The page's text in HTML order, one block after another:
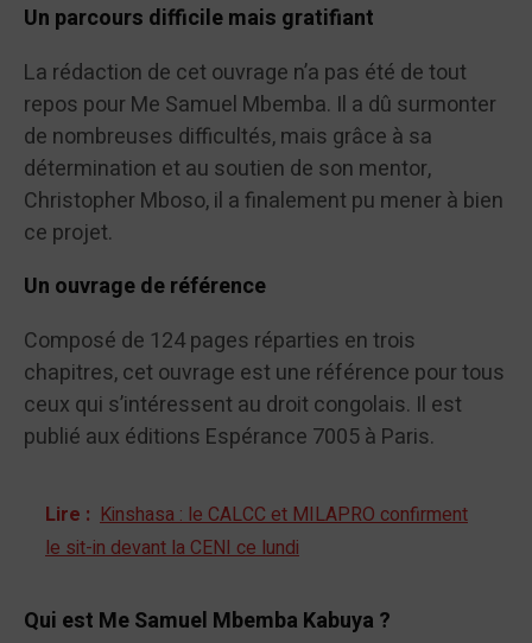
Un parcours difficile mais gratifiant
La rédaction de cet ouvrage n’a pas été de tout
repos pour Me Samuel Mbemba. Il a dû surmonter
de nombreuses difficultés, mais grâce à sa
détermination et au soutien de son mentor,
Christopher Mboso, il a finalement pu mener à bien
ce projet.
Un ouvrage de référence
Composé de 124 pages réparties en trois
chapitres, cet ouvrage est une référence pour tous
ceux qui s’intéressent au droit congolais. Il est
publié aux éditions Espérance 7005 à Paris.
Lire : Kinshasa : le CALCC et MILAPRO confirment
le sit-in devant la CENI ce lundi
Qui est Me Samuel Mbemba Kabuya ?